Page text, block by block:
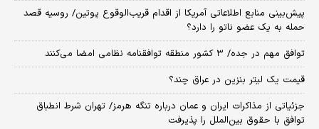
پیش‌بینی منابع اطلاعاتی آمریکا از اقدام قریب‌الوقوع پوتین/ روسیه قصد
حمله به یک عضو ناتو را دارد؟
توافق مهم در جده/ ۳ کشور منطقه توافقنامه نظامی امضا می‌کنند
قیمت یک لیتر بنزین در عراق چند؟
جزئیاتی از مذاکرات ایران و عمان درباره تنگه هرمز/ تهران شرط انطباق
توافق با حقوق بین‌الملل را پذیرفت